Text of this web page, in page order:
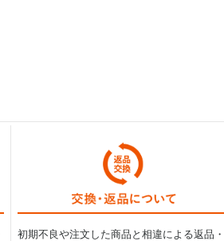
初期不良や注文した商品と相違による返品・